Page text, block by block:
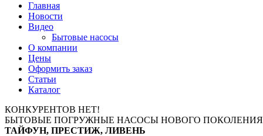
Главная
Новости
Видео
Бытовые насосы
О компании
Цены
Оформить заказ
Статьи
Каталог
КОНКУРЕНТОВ НЕТ!
БЫТОВЫЕ ПОГРУЖНЫЕ НАСОСЫ НОВОГО
ТАЙФУН, ПРЕСТИЖ, ЛИВЕНЬ